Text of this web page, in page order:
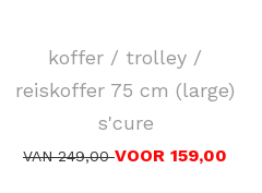
koffer / trolley /
reiskoffer 75 cm (large)
s'cure
VAN 249,00VOOR 159,00